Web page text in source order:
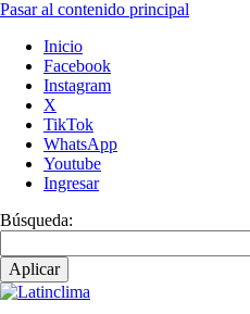
Pasar al contenido principal
Inicio
Facebook
Instagram
X
TikTok
WhatsApp
Youtube
Ingresar
Búsqueda: